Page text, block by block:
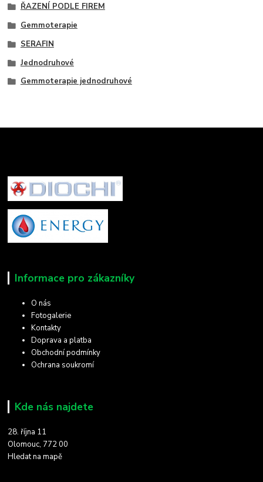
ŘAZENÍ PODLE FIREM
Gemmoterapie
SERAFIN
Jednodruhové
Gemmoterapie jednodruhové
Informace pro zákazníky
O nás
Fotogalerie
Kontakty
Doprava a platba
Obchodní podmínky
Ochrana soukromí
Kde nás najdete
28. října 11
Olomouc, 772 00
Hledat na mapě